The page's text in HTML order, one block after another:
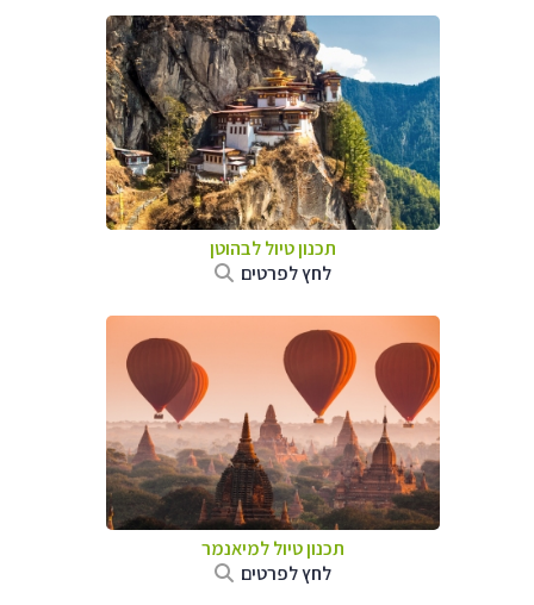
תכנון טיול לבהוטן
לחץ לפרטים
תכנון טיוללמיאנמר
לחץ לפרטים